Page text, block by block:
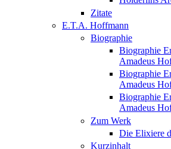
Zitate
E.T.A. Hoffmann
Biographie
Biographie
Amadeus
Biographie
Amadeus
Biographie
Amadeus
Zum Werk
Die Elixiere
Kurzinhalt